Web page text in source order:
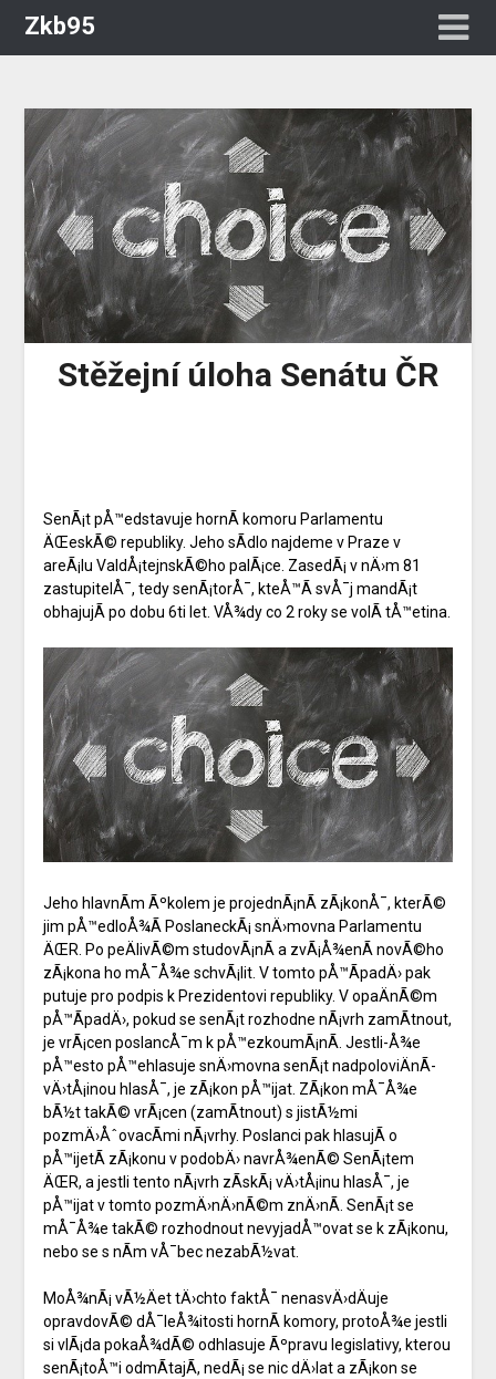
Zkb95
Stěžejní úloha Senátu ČR
SenÃ¡t pÅ™edstavuje hornÃ­ komoru Parlamentu
ÄŒeskÃ© republiky. Jeho sÃ­dlo najdeme v Praze v
areÃ¡lu ValdÅ¡tejnskÃ©ho palÃ¡ce. ZasedÃ¡ v nÄ›m 81
zastupitelÅ¯, tedy senÃ¡torÅ¯, kteÅ™Ã­ svÅ¯j mandÃ¡t
obhajujÃ­ po dobu 6ti let. VÅ¾dy co 2 roky se volÃ­ tÅ™etina.
Jeho hlavnÃ­m Ãºkolem je projednÃ¡nÃ­ zÃ¡konÅ¯, kterÃ©
jim pÅ™edloÅ¾Ã­ PoslaneckÃ¡ snÄ›movna Parlamentu
ÄŒR. Po peÄlivÃ©m studovÃ¡nÃ­ a zvÃ¡Å¾enÃ­ novÃ©ho
zÃ¡kona ho mÅ¯Å¾e schvÃ¡lit. V tomto pÅ™Ã­padÄ› pak
putuje pro podpis k Prezidentovi republiky. V opaÄnÃ©m
pÅ™Ã­padÄ›, pokud se senÃ¡t rozhodne nÃ¡vrh zamÃ­tnout,
je vrÃ¡cen poslancÅ¯m k pÅ™ezkoumÃ¡nÃ­. Jestli-Å¾e
pÅ™esto pÅ™ehlasuje snÄ›movna senÃ¡t nadpoloviÄnÃ­
vÄ›tÅ¡inou hlasÅ¯, je zÃ¡kon pÅ™ijat. ZÃ¡kon mÅ¯Å¾e
bÃ½t takÃ© vrÃ¡cen (zamÃ­tnout) s jistÃ½mi
pozmÄ›ÅˆovacÃ­mi nÃ¡vrhy. Poslanci pak hlasujÃ­ o
pÅ™ijetÃ­ zÃ¡konu v podobÄ› navrÅ¾enÃ© SenÃ¡tem
ÄŒR, a jestli tento nÃ¡vrh zÃ­skÃ¡ vÄ›tÅ¡inu hlasÅ¯, je
pÅ™ijat v tomto pozmÄ›nÄ›nÃ©m znÄ›nÃ­. SenÃ¡t se
mÅ¯Å¾e takÃ© rozhodnout nevyjadÅ™ovat se k zÃ¡konu,
nebo se s nÃ­m vÅ¯bec nezabÃ½vat.
MoÅ¾nÃ¡ vÃ½Äet tÄ›chto faktÅ¯ nenasvÄ›dÄuje
opravdovÃ© dÅ¯leÅ¾itosti hornÃ­ komory, protoÅ¾e jestli
si vlÃ¡da pokaÅ¾dÃ© odhlasuje Ãºpravu legislativy, kterou
senÃ¡toÅ™i odmÃ­tajÃ­, nedÃ¡ se nic dÄ›lat a zÃ¡kon se